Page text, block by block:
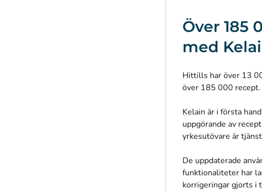
Över 185
med
Hittills har över 13
över 185 000 recept.
Kelain är i första
uppgörande av
yrkesutövare är
De uppdaterade
funktionaliteter har
korrigeringar gjorts i